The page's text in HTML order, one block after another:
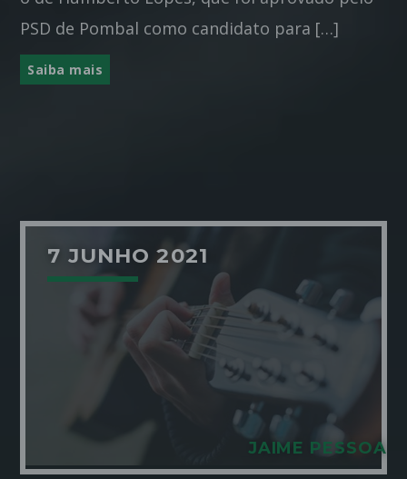
PSD de Pombal como candidato para […]
Saiba mais
7 JUNHO 2021
JAIME PESSOA